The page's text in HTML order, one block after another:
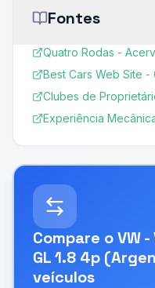
Fontes
Quatro Rodas -
Best Cars Web Site -
Clubes de
Experiência
Compare oVW -
GL 1.8 4p
veículos